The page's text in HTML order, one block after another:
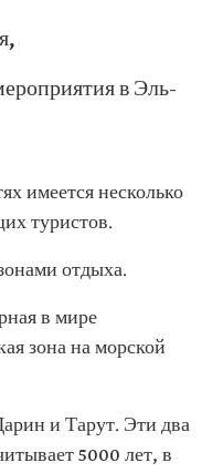
в Эль-
имеется несколько
туристов.
отдыха.
в мире
зона на морской
и Тарут. Эти два
5000 лет, в